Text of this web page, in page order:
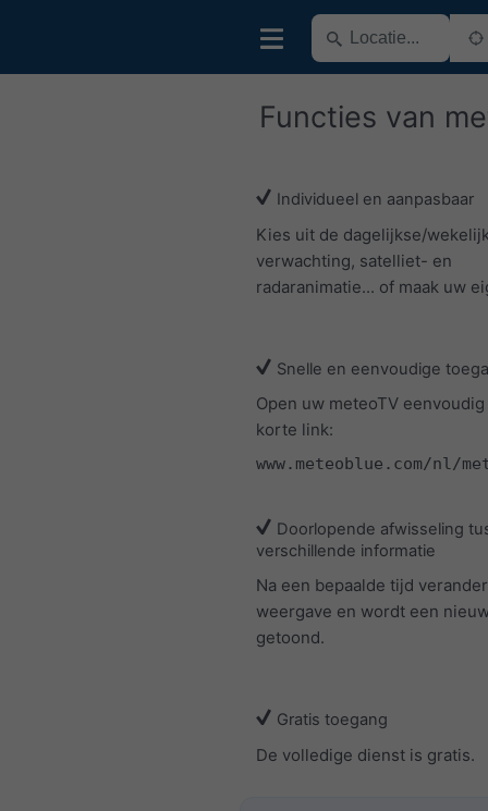
Functies van
Individueel en aanpasbaar
Kies uit de dagelijkse/
verwachting, satelliet- en
radaranimatie... of maak uw
Snelle en eenvoudige
Open uw meteoTV
korte link:
www.meteoblue.com/nl/
Doorlopende afwisseling
verschillende informatie
Na een bepaalde tijd
weergave en wordt een
getoond.
Gratis toegang
De volledige dienst is gratis.